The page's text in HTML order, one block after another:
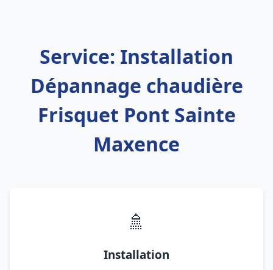
Service: Installation
Dépannage chaudière
Frisquet Pont Sainte
Maxence
🚿
Installation